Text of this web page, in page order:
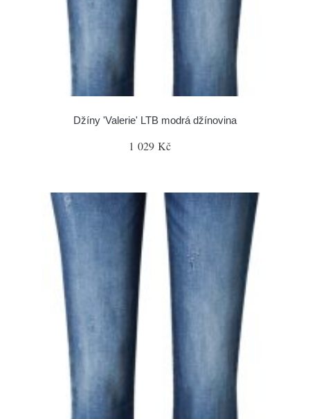
Džíny 'Valerie' LTB modrá džínovina
1 029 Kč